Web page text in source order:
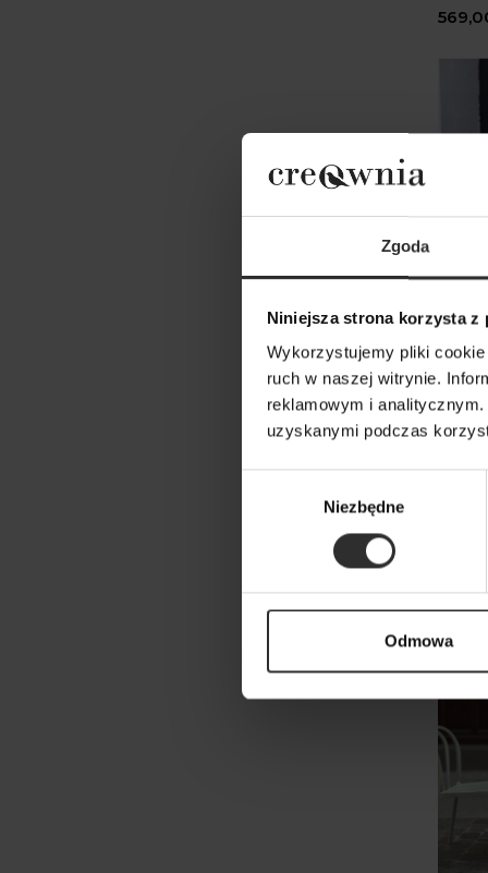
Zgoda
Niniejsza strona korzysta z
Wykorzystujemy pliki
ruch w naszej witrynie.
reklamowym i
uzyskanymi podczas
Niezbędne
Odmowa